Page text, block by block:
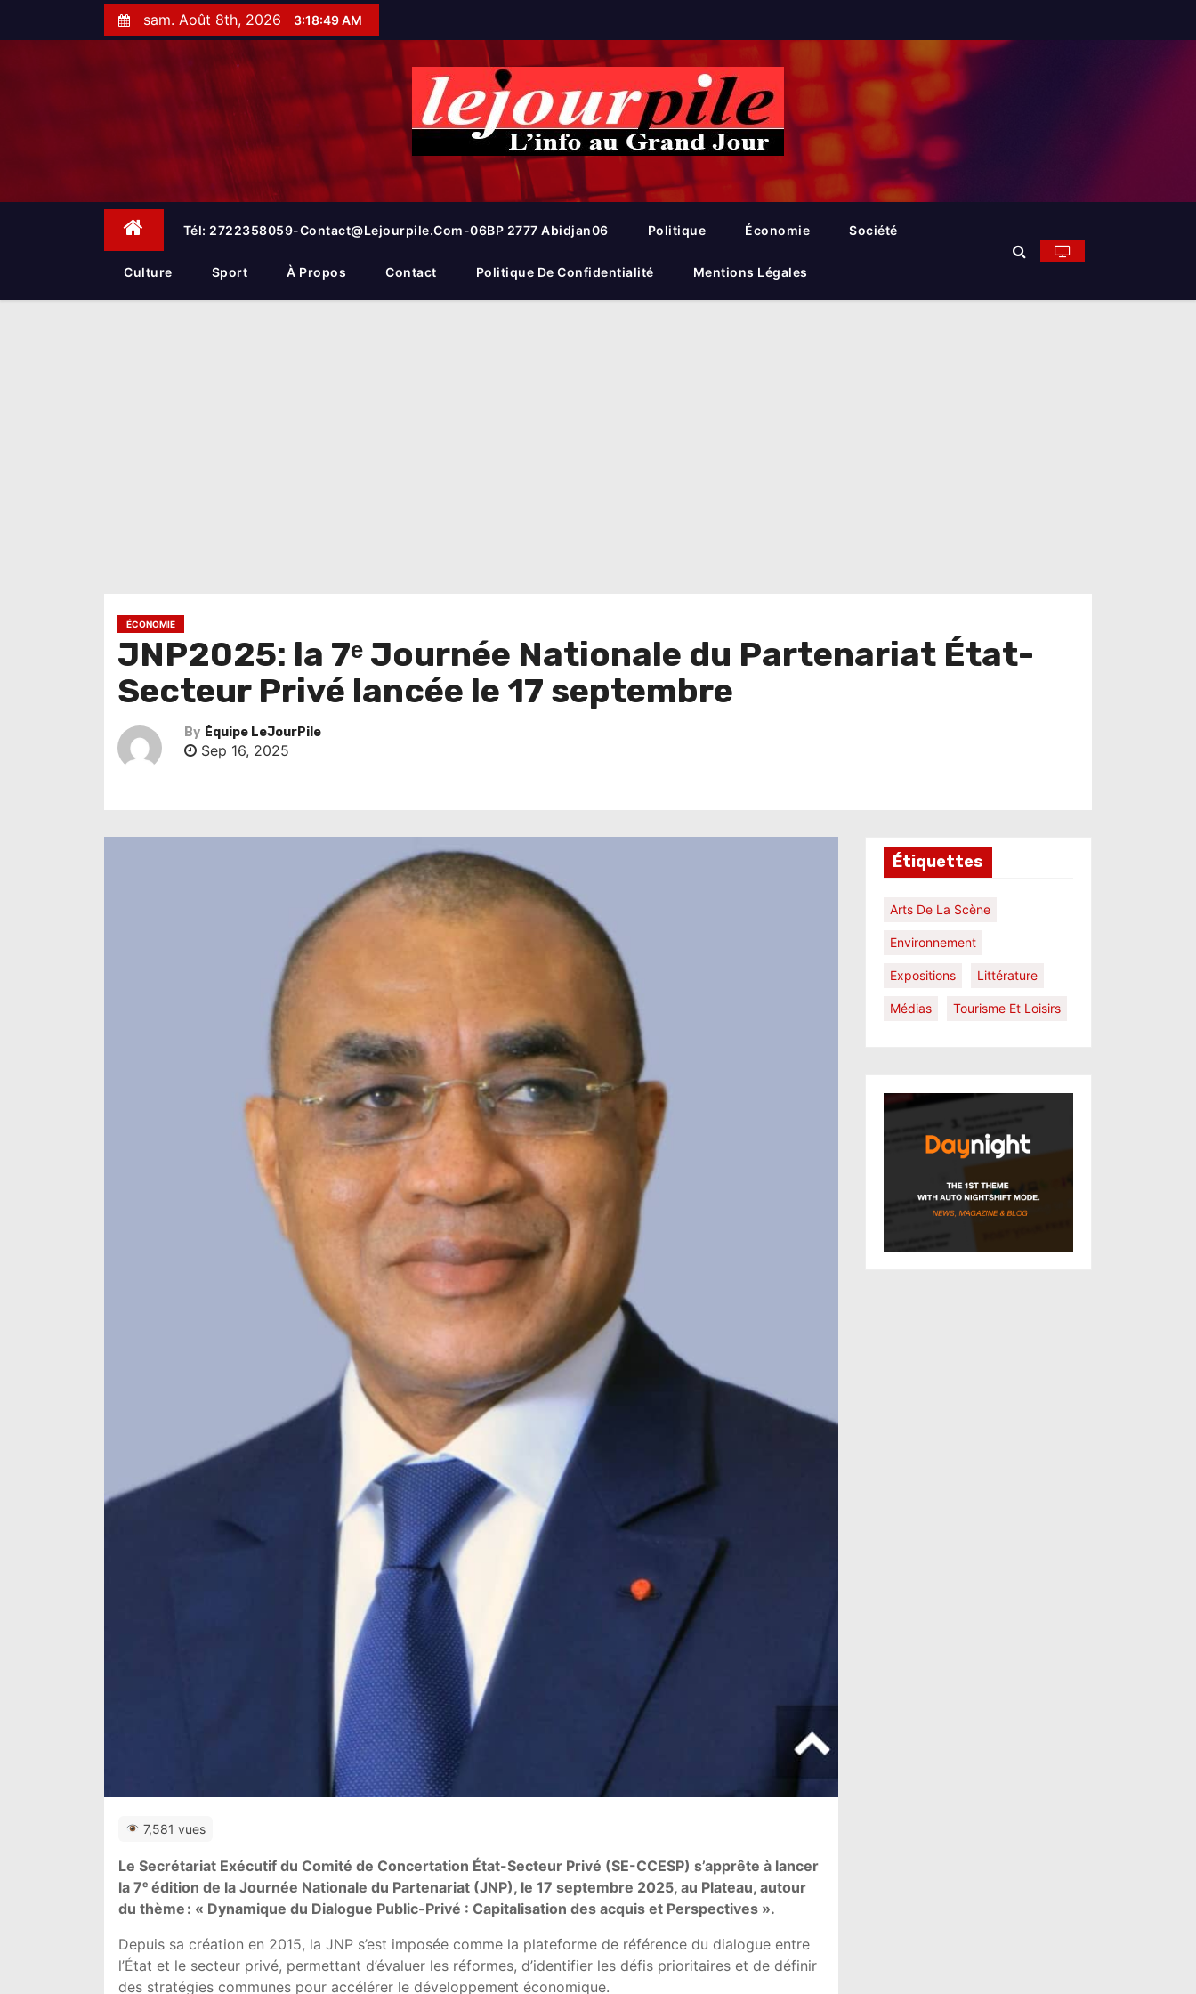
t
sam. Août 8th, 2026 3:18:50 AM
Tél: 2722358059-Contact@lejourpile.com-06BP 2777 Abidjan06 Politique Économie Société
Culture Sport À Propos Contact Politique De Confidentialité Mentions Légales
ÉCONOMIE
JNP2025: la 7ᵉ Journée Nationale du Partenariat État-
Secteur Privé lancée le 17 septembre
By Équipe LeJourPile
Sep 16, 2025
7,581 vues
Le Secrétariat Exécutif du Comité de Concertation État-Secteur Privé (SE-CCESP) s’apprête à lancer
la 7ᵉ édition de la Journée Nationale du Partenariat (JNP), le 17 septembre 2025, au Plateau, autour
du thème : « Dynamique du Dialogue Public-Privé : Capitalisation des acquis et Perspectives ».
Depuis sa création en 2015, la JNP s’est imposée comme la plateforme de référence du dialogue entre
l’État et le secteur privé, permettant d’évaluer les réformes, d’identifier les défis prioritaires et de définir
des stratégies communes pour accélérer le développement économique.
Étiquettes
Arts De La Scène
Environnement
Expositions Littérature
Médias Tourisme Et Loisirs